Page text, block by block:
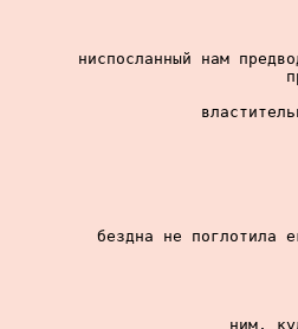
ниспосланный нам
бездна не поглотила
ним,